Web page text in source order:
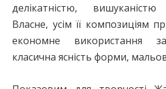
делікатністю, вишуканістю
Власне, усім її композиціям
економне використання
класична ясність форми,